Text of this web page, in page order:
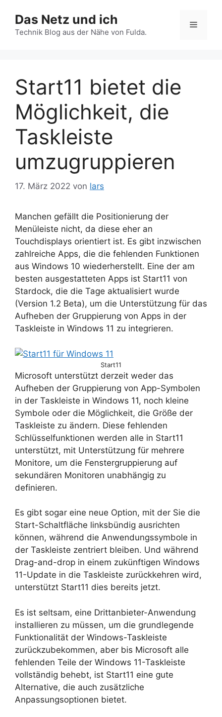
Inhalt
springen
Das Netz und ich
Technik Blog aus der Nähe von Fulda.
Menü
Start11 bietet die
Möglichkeit, die
Taskleiste
umzugruppieren
17. März 2022 von lars
Manchen gefällt die Positionierung der
Menüleiste nicht, da diese eher an
Touchdisplays orientiert ist. Es gibt inzwischen
zahlreiche Apps, die die fehlenden Funktionen
aus Windows 10 wiederherstellt. Eine der am
besten ausgestatteten Apps ist Start11 von
Stardock, die die Tage aktualisiert wurde
(Version 1.2 Beta), um die Unterstützung für das
Aufheben der Gruppierung von Apps in der
Taskleiste in Windows 11 zu integrieren.
Start11
Microsoft unterstützt derzeit weder das
Aufheben der Gruppierung von App-Symbolen
in der Taskleiste in Windows 11, noch kleine
Symbole oder die Möglichkeit, die Größe der
Taskleiste zu ändern. Diese fehlenden
Schlüsselfunktionen werden alle in Start11
unterstützt, mit Unterstützung für mehrere
Monitore, um die Fenstergruppierung auf
sekundären Monitoren unabhängig zu
definieren.
Es gibt sogar eine neue Option, mit der Sie die
Start-Schaltfläche linksbündig ausrichten
können, während die Anwendungssymbole in
der Taskleiste zentriert bleiben. Und während
Drag-and-drop in einem zukünftigen Windows
11-Update in die Taskleiste zurückkehren wird,
unterstützt Start11 dies bereits jetzt.
Es ist seltsam, eine Drittanbieter-Anwendung
installieren zu müssen, um die grundlegende
Funktionalität der Windows-Taskleiste
zurückzubekommen, aber bis Microsoft alle
fehlenden Teile der Windows 11-Taskleiste
vollständig behebt, ist Start11 eine gute
Alternative, die auch zusätzliche
Anpassungsoptionen bietet.